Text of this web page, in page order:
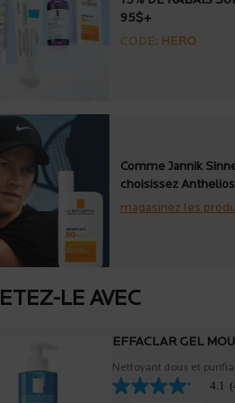
95$+
CODE: HERO
Comme Jannik
choisissez Anthelios
magasinez les
LE AVEC
EFFACLAR GEL
Nettoyant doux et
peaux grasses,
4.1